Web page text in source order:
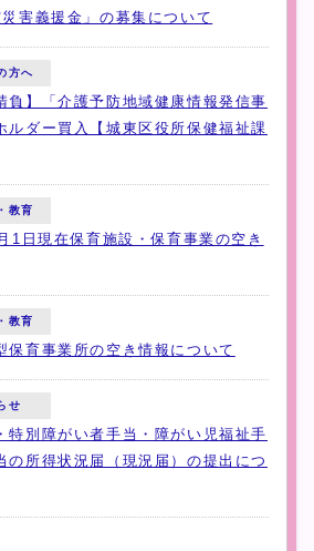
災害義援金」の募集について
方へ
負】「介護予防地域健康情報発信事
ルダー買入【城東区役所保健福祉課
教育
1日現在保育施設・保育事業の空き
教育
保育事業所の空き情報について
せ
特別障がい者手当・障がい児福祉手
の所得状況届（現況届）の提出につ